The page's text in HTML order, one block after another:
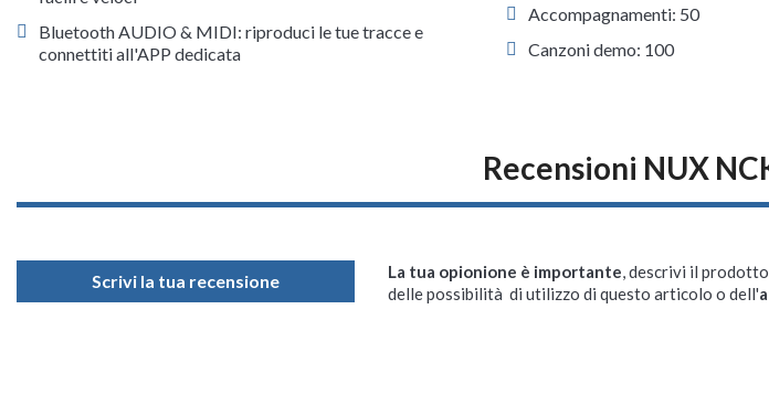
Bluetooth AUDIO & MIDI: riproduci le tue tracce e
connettiti all'APP dedicata
Accompagnamenti: 50
Canzoni demo: 100
Recensioni NUX
Scrivi la tua recensione La tua opionione è importante, descrivi il
delle possibilità di utilizzo di questo articolo o dell'